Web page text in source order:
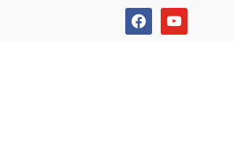
facebookyoutube